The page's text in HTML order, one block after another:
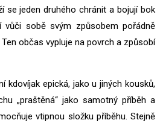
se jeden druhého chránit a bojují bok
sobě svým způsobem pořádně
občas vypluje na povrch a způsobí
kdovíjak epická, jako u jiných kousků,
„praštěná“ jako samotný příběh a
vtipnou složku příběhu. Stejně